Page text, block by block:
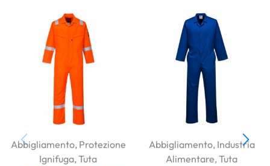
Abbigliamento, Protezione
Ignifuga,Tuta
Abbigliamento, Industria
Alimentare,Tuta